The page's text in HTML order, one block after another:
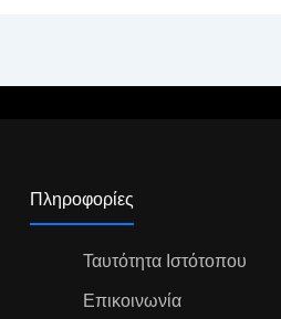
Πληροφορίες
Ταυτότητα Ιστότοπου
Επικοινωνία